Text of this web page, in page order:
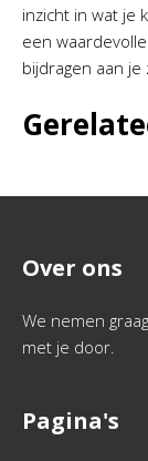
inzicht in wat je
een
bijdragen aan
Over ons
We nemen
met je door.
Pagina's